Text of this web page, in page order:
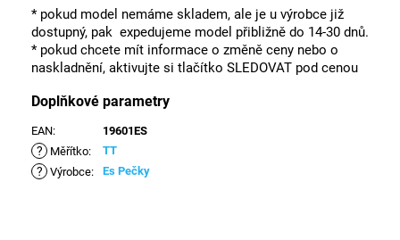
* pokud model nemáme skladem, ale je u výrobce již
dostupný, pak expedujeme model přibližně do 14-30 dnů.
* pokud chcete mít informace o změně ceny nebo o
naskladnění, aktivujte si tlačítko SLEDOVAT pod cenou
Doplňkové parametry
EAN: 19601ES
? Měřítko: TT
? Výrobce: Es Pečky